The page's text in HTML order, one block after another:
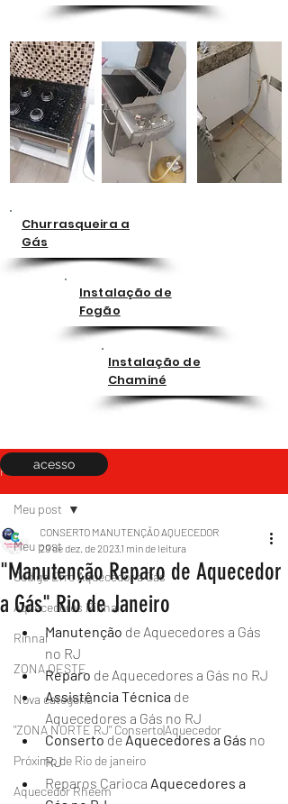
Churrasqueira a
Gás
Instalação de
Fogão
Instalação de
Chaminé
Post
Meu post
Código Erro Aquecedor a Gás
Aquecedores Rinnai
Rinnai
ZONA OESTE
Nova categoria
"ZONA NORTE RJ" Conserto|Aquecedor
Próximo de Rio de janeiro
Aquecedor Rheem
Meu post
"Manutenção Reparo de Aquecedor
a Gás" Rio de Janeiro
CONSERTO MANUTENÇÃO AQUECEDOR
29 de dez. de 2023 1 min de leitura
Manutenção de Aquecedores a Gás
no RJ
Reparo de Aquecedores a Gás no RJ
Assistência Técnica de
Aquecedores a Gás no RJ
Conserto de Aquecedores a Gás no
RJ
Reparos Carioca Aquecedores a
acesso